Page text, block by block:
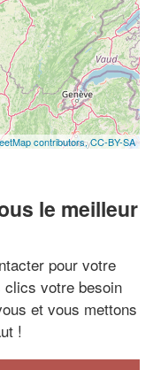
contributors,CC-BY-SA
le meilleur
pour votre
clics votre besoin
et vous mettons
!